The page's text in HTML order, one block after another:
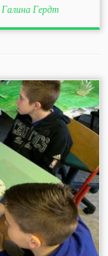
Галина Гердт